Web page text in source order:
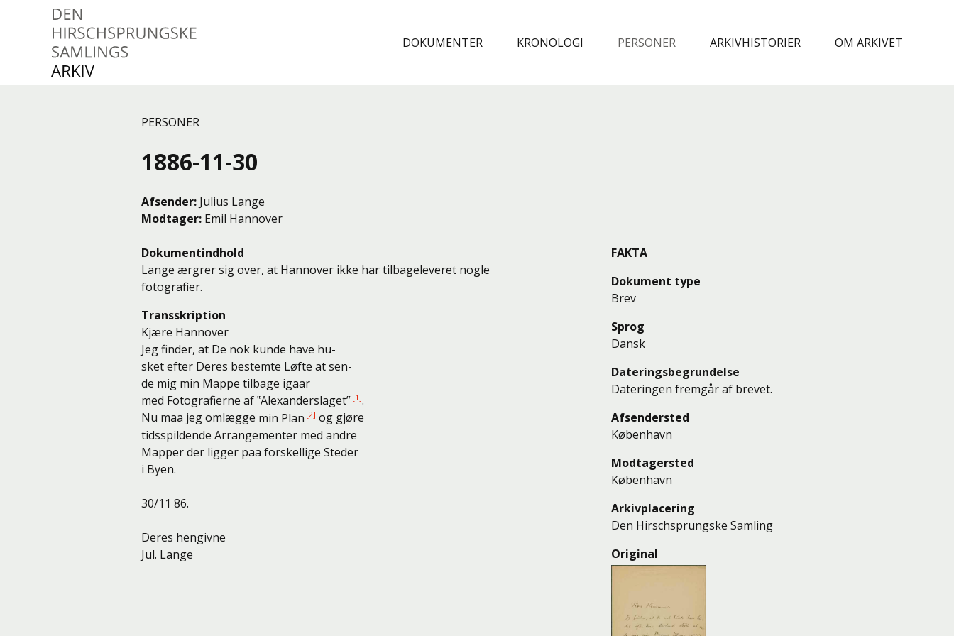
DOKUMENTER KRONOLOGI PERSONER ARKIVHISTORIER OM ARKIVET
PERSONER
1886-11-30
Afsender Julius Lange
Modtager Emil Hannover
Dokumentindhold
Lange ærgrer sig over, at Hannover ikke har tilbageleveret nogle
fotografier.
Transskription
Kjære Hannover
Jeg finder, at De nok kunde have hu-
sket efter Deres bestemte Løfte at sen-
de mig min Mappe tilbage igaar
med Fotografierne af‟Alexanderslaget”
.
Nu maa jeg omlægge min Plan
og gjøre
tidsspildende Arrangementer med andre
Mapper der ligger paa forskellige Steder
i Byen.
30/11 86.
Deres hengivne
Jul. Lange
FAKTA
Dokument type
Brev
Sprog
Dansk
Dateringsbegrundelse
Dateringen fremgår af brevet.
Afsendersted
København
Modtagersted
København
Arkivplacering
Den Hirschsprungske Samling
Original